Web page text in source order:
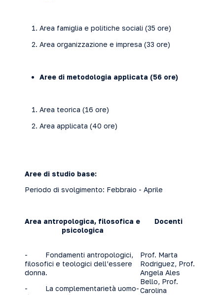
Area famiglia e politiche sociali (35 ore)
Area organizzazione e impresa (33 ore)
Aree di metodologia applicata (56 ore)
Area teorica (16 ore)
Area applicata (40 ore)
Aree di studio base:
Periodo di svolgimento: Febbraio - Aprile
Area antropologica, filosofica e
psicologica
Docenti
- Fondamenti antropologici,
filosofici e teologici dell’essere
donna.
- La complementarietà uomo-
Prof. Marta
Rodriguez, Prof.
Angela Ales
Bello, Prof.
Carolina